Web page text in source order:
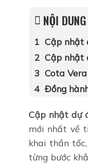
NỘI
Cập nhật
Cập nhật
Cota
Đồng
Cập nhật dự
mới nhất về
khai thần
từng bước